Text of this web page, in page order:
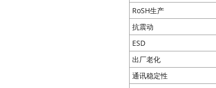
RoSH生产
抗震动
ESD
出厂老化
通讯稳定性